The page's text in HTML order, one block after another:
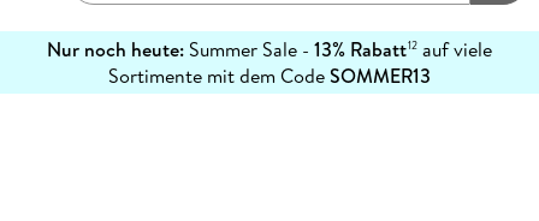
Nur noch heute: Summer Sale - 13% Rabatt12 auf viele
Sortimente mit dem CodeSOMMER13
erfahren